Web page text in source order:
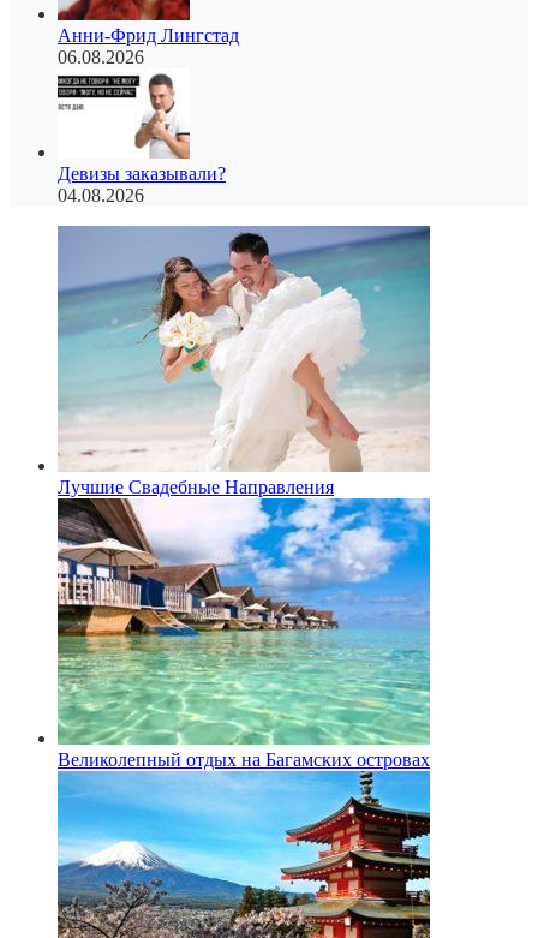
Анни-Фрид Лингстад
06.08.2026
Девизы заказывали?
04.08.2026
Лучшие Свадебные Направления
Великолепный отдых на Багамских островах